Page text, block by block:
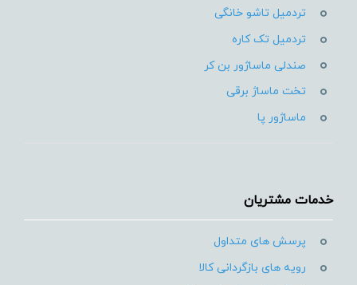
تردمیل تاشو خانگی
تردمیل تک کاره
صندلی ماساژور بن کر
تخت ماساژ برقی
ماساژور پا
خدمات مشتریان
پرسش های متداول
رویه های بازگردانی کالا